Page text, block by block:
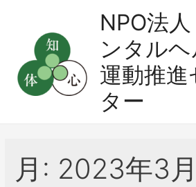
NPO法
ンタルヘ
運動推進
ター
月: 2023年3月